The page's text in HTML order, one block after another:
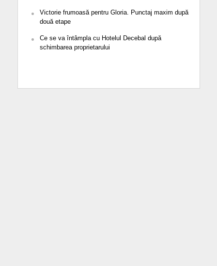
Victorie frumoasă pentru Gloria. Punctaj maxim după
două etape
Ce se va întâmpla cu Hotelul Decebal după
schimbarea proprietarului